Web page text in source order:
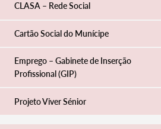
CLASA – Rede Social
Cartão Social do Munícipe
Emprego – Gabinete de Inserção
Profissional (GIP)
Projeto Viver Sénior